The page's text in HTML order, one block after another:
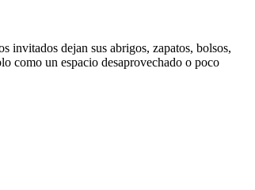
invitados dejan sus abrigos, zapatos, bolsos,
como un espacio desaprovechado o poco